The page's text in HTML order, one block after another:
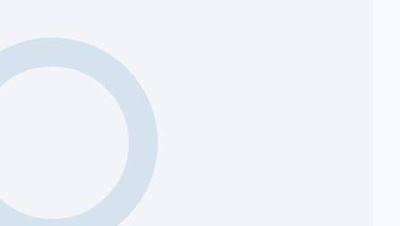
يمكن التواصل مع صاحب الاعلان من خلال ايقونة الواتس اب في